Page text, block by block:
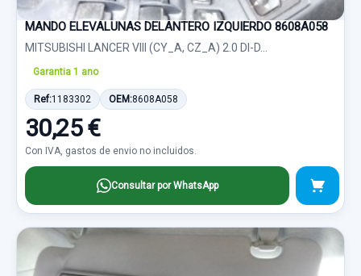
MANDO ELEVALUNAS DELANTERO IZQUIERDO 8608A058
MITSUBISHI LANCER VIII (CY_A, CZ_A) 2.0 DI-D...
Garantia 1 ano
Ref:1183302 OEM:8608A058
30,25 €
Con IVA, gastos de envio no incluidos.
Consultar por WhatsApp